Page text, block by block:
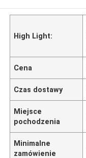
High Light:
Cena
Czas dostawy
Miejsce
pochodzenia
Minimalne
zamówienie